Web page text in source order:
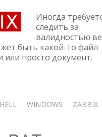
Иногда
следить за
валидностью
быть какой-то файл
или просто документ.
WINDOWS
ZABBIX